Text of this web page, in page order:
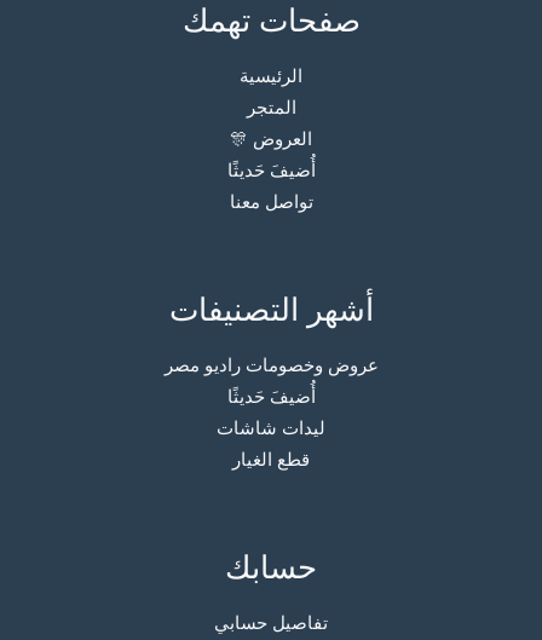
صفحات تهمك
الرئيسية
المتجر
العروض 🎊
أُضيفَ حَديثًا
تواصل معنا
أشهر التصنيفات
عروض وخصومات راديو مصر
أُضيفَ حَديثًا
ليدات شاشات
قطع الغيار
حسابك
تفاصيل حسابي